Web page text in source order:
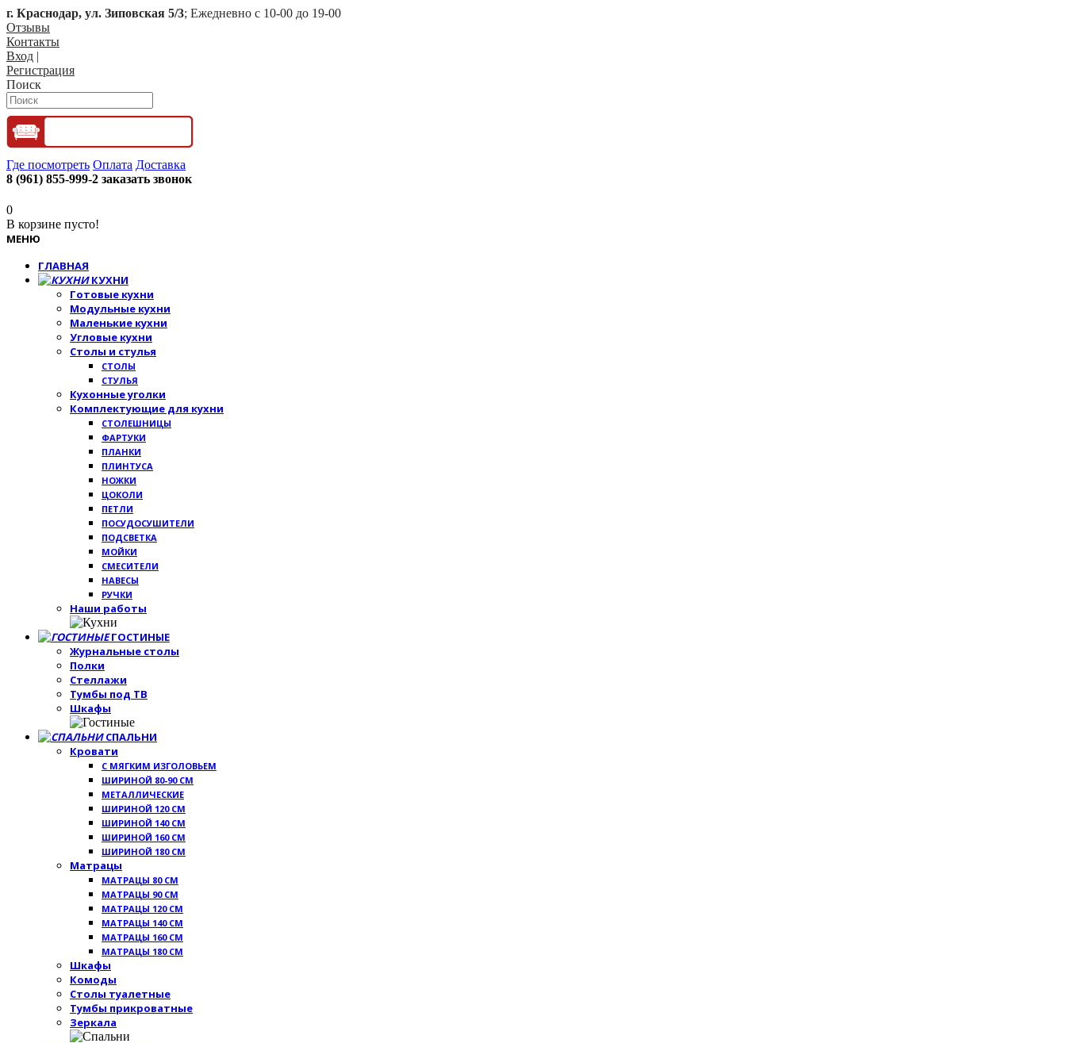
г. Краснодар, ул. Зиповская 5/3; Ежедневно с 10-00 до 19-00
Отзывы
Контакты
Вход |
Регистрация
Поиск
Где посмотреть Оплата Доставка
8 (961) 855-999-2 заказать звонок
0
В корзине пусто!
МЕНЮ
ГЛАВНАЯ
КУХНИ
Готовые кухни
Модульные кухни
Маленькие кухни
Угловые кухни
Столы и стулья
СТОЛЫ
СТУЛЬЯ
Кухонные уголки
Комплектующие для кухни
СТОЛЕШНИЦЫ
ФАРТУКИ
ПЛАНКИ
ПЛИНТУСА
НОЖКИ
ЦОКОЛИ
ПЕТЛИ
ПОСУДОСУШИТЕЛИ
ПОДСВЕТКА
МОЙКИ
СМЕСИТЕЛИ
НАВЕСЫ
РУЧКИ
Наши работы
ГОСТИНЫЕ
Журнальные столы
Полки
Стеллажи
Тумбы под ТВ
Шкафы
СПАЛЬНИ
Кровати
С МЯГКИМ ИЗГОЛОВЬЕМ
ШИРИНОЙ 80-90 СМ
МЕТАЛЛИЧЕСКИЕ
ШИРИНОЙ 120 СМ
ШИРИНОЙ 140 СМ
ШИРИНОЙ 160 СМ
ШИРИНОЙ 180 СМ
Матрацы
МАТРАЦЫ 80 СМ
МАТРАЦЫ 90 СМ
МАТРАЦЫ 120 СМ
МАТРАЦЫ 140 СМ
МАТРАЦЫ 160 СМ
МАТРАЦЫ 180 СМ
Шкафы
Комоды
Столы туалетные
Тумбы прикроватные
Зеркала